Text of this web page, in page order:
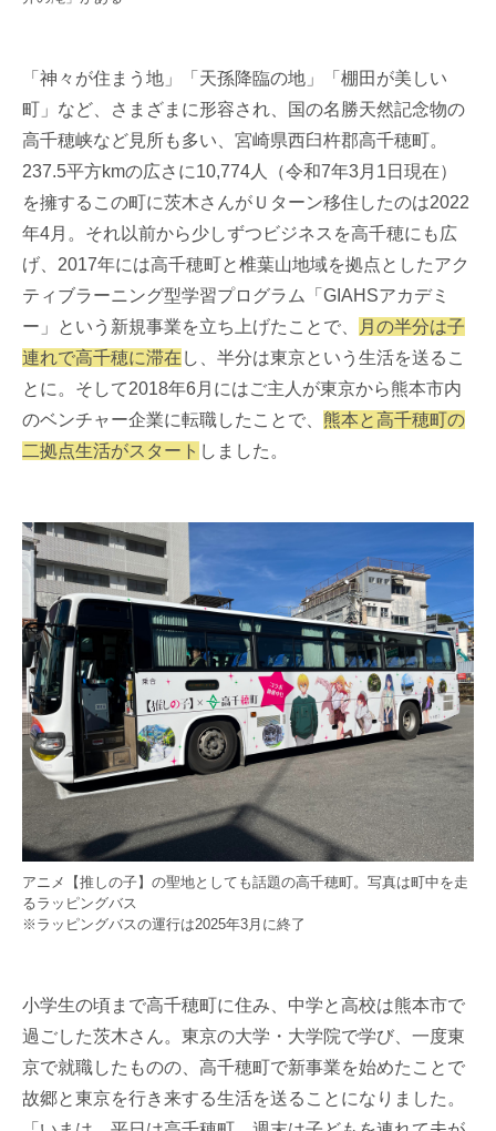
「神々が住まう地」「天孫降臨の地」「棚田が美しい
町」など、さまざまに形容され、国の名勝天然記念物の
高千穂峡など見所も多い、宮崎県西臼杵郡高千穂町。
237.5平方kmの広さに10,774人（令和7年3月1日現在）
を擁するこの町に茨木さんがＵターン移住したのは2022
年4月。それ以前から少しずつビジネスを高千穂にも広
げ、2017年には高千穂町と椎葉山地域を拠点としたアク
ティブラーニング型学習プログラム「GIAHSアカデミ
ー」という新規事業を立ち上げたことで、
月の半分は子
連れで高千穂に滞在 し、半分は東京という生活を送るこ
とに。そして2018年6月にはご主人が東京から熊本市内
のベンチャー企業に転職したことで、 熊本と高千穂町の
二拠点生活がスタート しました。
アニメ【推しの子】の聖地としても話題の高千穂町。写真は町中を走
るラッピングバス
※ラッピングバスの運行は2025年3月に終了
小学生の頃まで高千穂町に住み、中学と高校は熊本市で
過ごした茨木さん。東京の大学・大学院で学び、一度東
京で就職したものの、高千穂町で新事業を始めたことで
故郷と東京を行き来する生活を送ることになりました。